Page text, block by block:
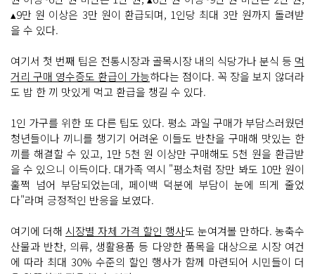
▴9만 원 이상은 3만 원이 환급되며, 1인당 최대 3만 원까지 돌려받
을 수 있다.
여기서 첫 번째 팁은 전통시장과 골목시장 내의 식당가나 분식 등 먹
거리 구매 영수증도 환급이 가능하다는 점이다. 꼭 장을 보지 않더라
도 밥 한 끼 맛있게 먹고 환급을 챙길 수 있다.
1인 가구를 위한 또 다른 팁도 있다. 평소 과일 구매가 부담스러웠던
청년들이나 끼니를 챙기기 어려운 이들도 반찬을 구매해 맛있는 한
끼를 해결할 수 있고, 1만 5천 원 이상만 구매해도 5천 원을 환급받
을 수 있으니 이득이다. 대가족 역시 "평소처럼 장만 봐도 10만 원이
훌쩍 넘어 부담되었는데, 페이백 덕분에 부담이 눈에 띄게 줄었
다"라며 긍정적인 반응을 보였다.
여기에 더해 시장별 자체 가격 할인 행사도 눈여겨볼 만하다. 농축수
산물과 반찬, 의류, 생활용품 등 다양한 품목을 대상으로 시장 여건
에 따라 최대 30% 수준의 할인 행사가 함께 마련되어 시민들이 더